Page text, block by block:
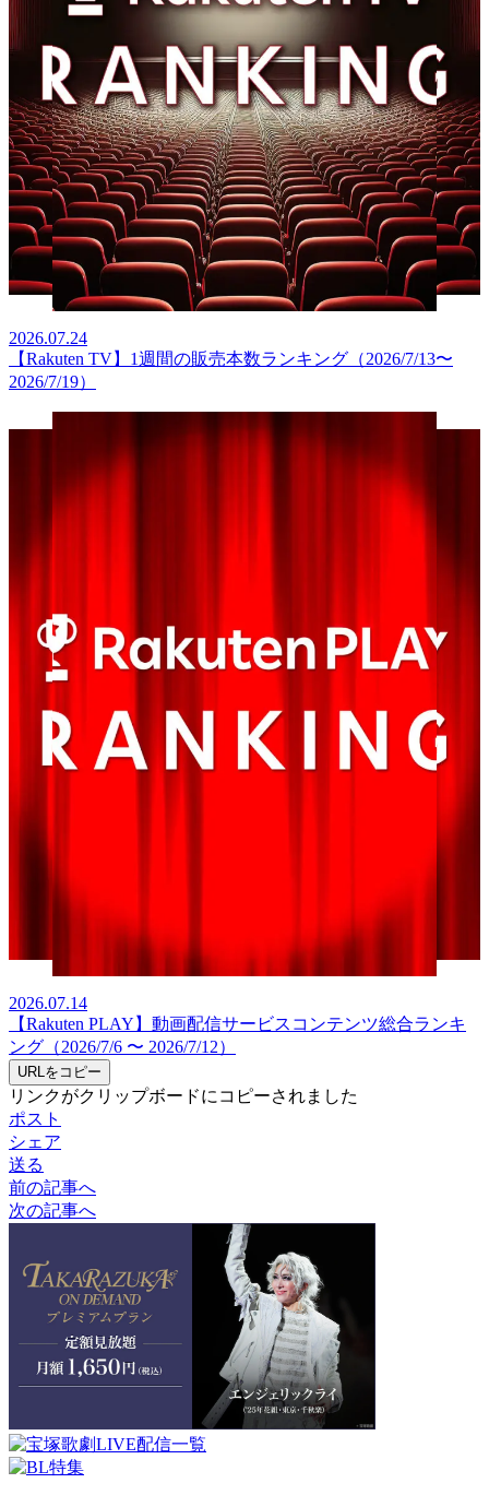
2026.07.24
【Rakuten TV】1週間の販売本数ランキング（2026/7/13〜
2026/7/19）
2026.07.14
【Rakuten PLAY】動画配信サービスコンテンツ総合ランキ
ング（2026/7/6 〜 2026/7/12）
URLをコピー
リンクがクリップボードにコピーされました
ポスト
シェア
送る
前の記事へ
次の記事へ